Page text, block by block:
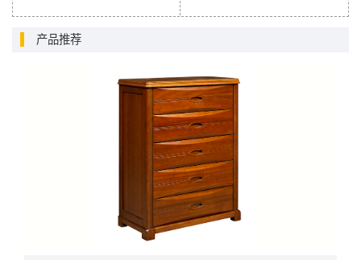
产品推荐